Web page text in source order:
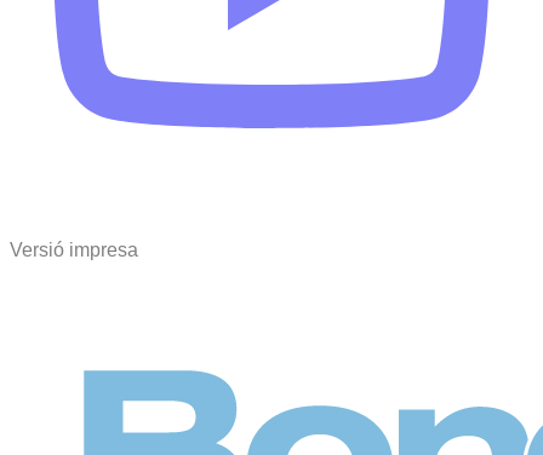
Versió impresa